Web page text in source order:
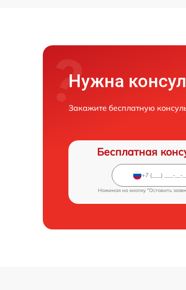
Нужна
Закажите бесплатную
Бесплатная
Нажимая на кнопку "Оставить